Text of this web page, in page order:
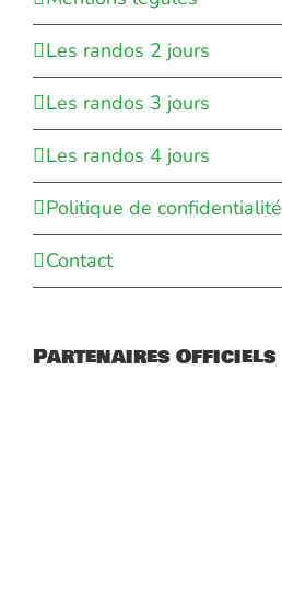
Les randos 2 jours
Les randos 3 jours
Les randos 4 jours
Politique de confidentialité
Contact
Partenaires Officiels